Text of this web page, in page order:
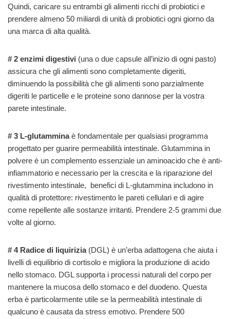
Quindi, caricare su entrambi gli alimenti ricchi di probiotici e
prendere almeno 50 miliardi di unità di probiotici ogni giorno da
una marca di alta qualità.
# 2 enzimi digestivi (una o due capsule all’inizio di ogni pasto)
assicura che gli alimenti sono completamente digeriti,
diminuendo la possibilità che gli alimenti sono parzialmente
digeriti le particelle e le proteine sono dannose per la vostra
parete intestinale.
# 3 L-glutamminaè fondamentale per qualsiasi programma
progettato per guarire permeabilità intestinale. Glutammina in
polvere è un complemento essenziale un aminoacido che è anti-
infiammatorio e necessario per la crescita e la riparazione del
rivestimento intestinale, benefici di L-glutammina includono in
qualità di protettore: rivestimento le pareti cellulari e di agire
come repellente alle sostanze irritanti. Prendere 2-5 grammi due
volte al giorno.
# 4 Radice di liquirizia(DGL) è un’erba adattogena che aiuta i
livelli di equilibrio di cortisolo e migliora la produzione di acido
nello stomaco. DGL supporta i processi naturali del corpo per
mantenere la mucosa dello stomaco e del duodeno. Questa
erba è particolarmente utile se la permeabilità intestinale di
qualcuno è causata da stress emotivo. Prendere 500